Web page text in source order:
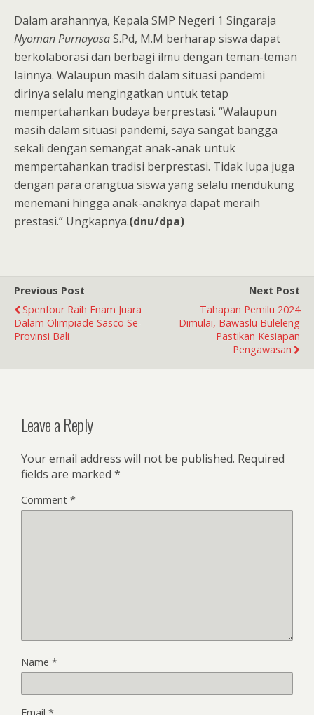
Dalam arahannya, Kepala SMP Negeri 1 Singaraja
Nyoman PurnayasaS.Pd, M.M berharap siswa dapat
berkolaborasi dan berbagi ilmu dengan teman-teman
lainnya. Walaupun masih dalam situasi pandemi
dirinya selalu mengingatkan untuk tetap
mempertahankan budaya berprestasi. “Walaupun
masih dalam situasi pandemi, saya sangat bangga
sekali dengan semangat anak-anak untuk
mempertahankan tradisi berprestasi. Tidak lupa juga
dengan para orangtua siswa yang selalu mendukung
menemani hingga anak-anaknya dapat meraih
prestasi.” Ungkapnya.(dnu/dpa)
Previous Post
Spenfour Raih Enam Juara
Dalam Olimpiade Sasco Se-
Provinsi Bali
Next Post
Tahapan Pemilu 2024
Dimulai, Bawaslu Buleleng
Pastikan Kesiapan
Pengawasan
Leave a Reply
Your email address will not be published. Required
fields are marked *
Comment *
Name *